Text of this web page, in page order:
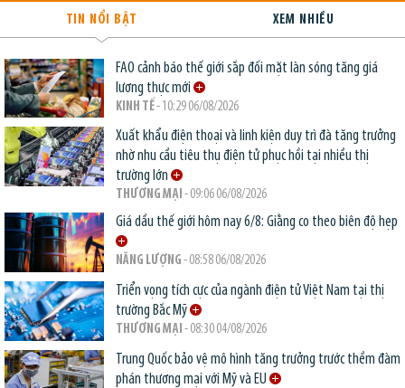
TIN NỔI BẬT XEM NHIỀU
FAO cảnh báo thế giới sắp đối mặt làn sóng tăng giá
lương thực mới
KINH TẾ- 10:29 06/08/2026
Xuất khẩu điện thoại và linh kiện duy trì đà tăng trưởng
nhờ nhu cầu tiêu thụ điện tử phục hồi tại nhiều thị
trường lớn
THƯƠNG MẠI - 09:06 06/08/2026
Giá dầu thế giới hôm nay 6/8: Giằng co theo biên độ hẹp
NĂNG LƯỢNG - 08:58 06/08/2026
Triển vọng tích cực của ngành điện tử Việt Nam tại thị
trường Bắc Mỹ
THƯƠNG MẠI - 08:30 04/08/2026
Trung Quốc bảo vệ mô hình tăng trưởng trước thềm đàm
phán thương mại với Mỹ và EU